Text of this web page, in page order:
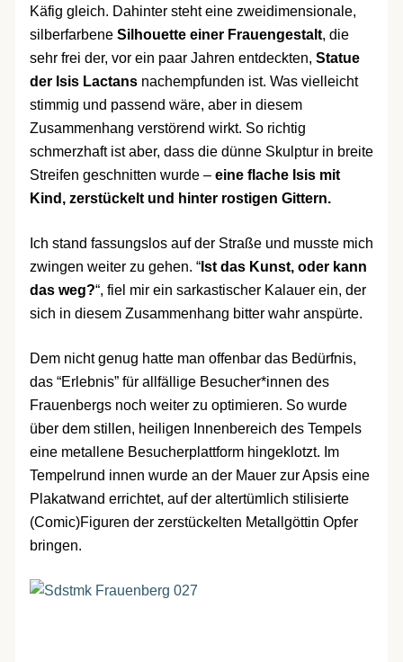
Käfig gleich. Dahinter steht eine zweidimensionale,
silberfarbene Silhouette einer Frauengestalt, die
sehr frei der, vor ein paar Jahren entdeckten, Statue
der Isis Lactansnachempfunden ist. Was vielleicht
stimmig und passend wäre, aber in diesem
Zusammenhang verstörend wirkt. So richtig
schmerzhaft ist aber, dass die dünne Skulptur in breite
Streifen geschnitten wurde – eine flache Isis mit
Kind, zerstückelt und hinter rostigen Gittern.
Ich stand fassungslos auf der Straße und musste mich
zwingen weiter zu gehen. “Ist das Kunst, oder kann
das weg?“, fiel mir ein sarkastischer Kalauer ein, der
sich in diesem Zusammenhang bitter wahr anspürte.
Dem nicht genug hatte man offenbar das Bedürfnis,
das “Erlebnis” für allfällige Besucher*innen des
Frauenbergs noch weiter zu optimieren. So wurde
über dem stillen, heiligen Innenbereich des Tempels
eine metallene Besucherplattform hingeklotzt. Im
Tempelrund innen wurde an der Mauer zur Apsis eine
Plakatwand errichtet, auf der altertümlich stilisierte
(Comic)Figuren der zerstückelten Metallgöttin Opfer
bringen.